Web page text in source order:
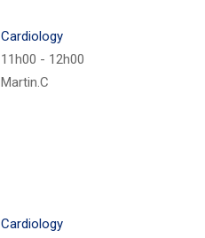
Cardiology
11h00 - 12h00
Martin.C
Cardiology